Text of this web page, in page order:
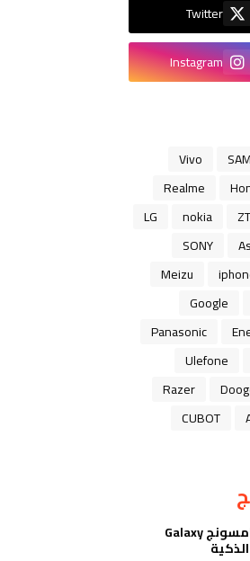
Twitter
Instagram
Vivo
Realme
nokia
LG
SONY
Meizu
Google
Panasonic
Ulefone
Razer
CUBOT
ساعة سامسونج Galaxy